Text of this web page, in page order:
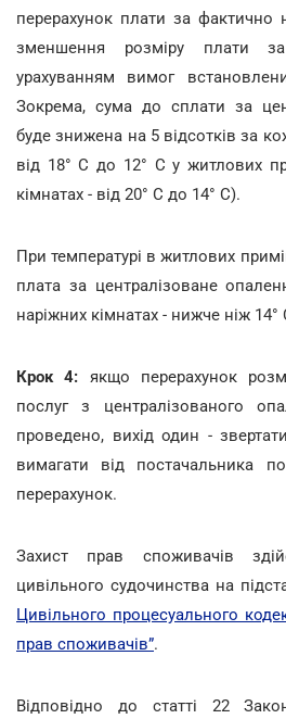
перерахунок плати за фактично
зменшення розміру плати
урахуванням вимог
Зокрема, сума до сплати за
буде знижена на 5 відсотків за
від 18° C до 12° C у житлових
кімнатах - від 20° C до 14° C).
При температурі в житлових
плата за централізоване
наріжних кімнатах - нижче ніж 14°
Крок 4: якщо перерахунок
послуг з централізованого
проведено, вихід один -
вимагати від постачальника
перерахунок.
Захист прав споживачів
цивільного судочинства на
Цивільного процесуального
прав споживачів”.
Відповідно до статті 22